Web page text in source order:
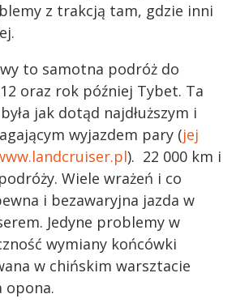
z trakcją tam, gdzie inni
to samotna podróż do
oraz rok później Tybet. Ta
jak dotąd najdłuższym i
wyjazdem pary (jej
). 22 000 km i
Wiele wrażeń i co
i bezawaryjna jazda w
Jedyne problemy w
wymiany końcówki
w chińskim warsztacie
opona.